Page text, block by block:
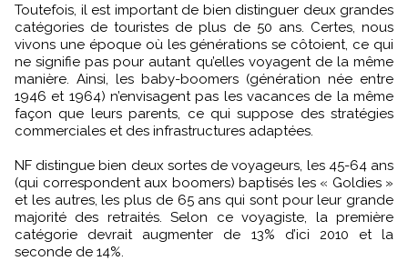
Toutefois, il est important de bien distinguer deux grandes
catégories de touristes de plus de 50 ans. Certes, nous
vivons une époque où les générations se côtoient, ce qui
ne signifie pas pour autant qu’elles voyagent de la même
manière. Ainsi, les baby-boomers (génération née entre
1946 et 1964) n’envisagent pas les vacances de la même
façon que leurs parents, ce qui suppose des stratégies
commerciales et des infrastructures adaptées.
NF distingue bien deux sortes de voyageurs, les 45-64 ans
(qui correspondent aux boomers) baptisés les « Goldies »
et les autres, les plus de 65 ans qui sont pour leur grande
majorité des retraités. Selon ce voyagiste, la première
catégorie devrait augmenter de 13% d’ici 2010 et la
seconde de 14%.